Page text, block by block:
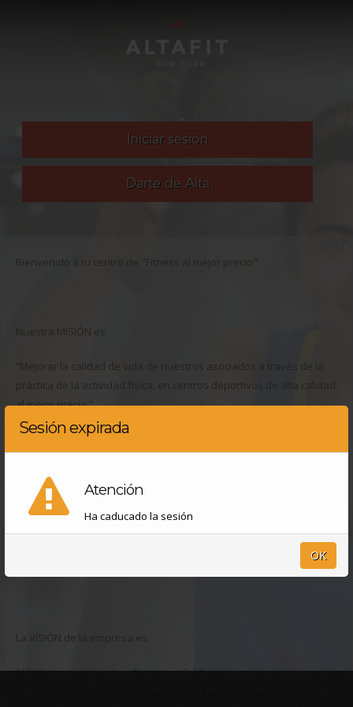
Sesión expirada
Atención
Ha caducado la sesión
OK
Bienvenido a tu centro de "Fitness al mejor precio"
Nuestra MISIÓN es
“Mejorar la calidad de vida de nuestros asociados a través de la
práctica de la actividad física, en centros deportivos de alta calidad
al mejor precio.”.
Nuestros objetivos están basados en ofrecer una oferta de
servicios deportivos de alta calidad en unas modernas
instalaciones y con un trato de excelencia, a través de unas
modalidades de pago asequibles para todas las circunstancias.
Con esta idea, intentamos acercarnos a todos los sectores de la
población para que puedan acceder a este tipo de servicios,
La VISIÓN de la empresa es
"AltaFit, tu gimnasio Low Cost a un click".